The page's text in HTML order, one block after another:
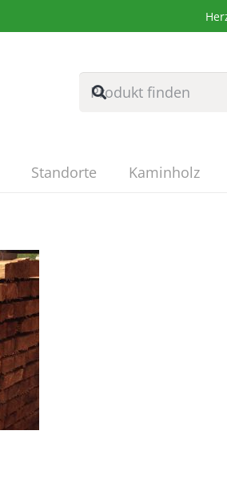
Standorte Kaminholz